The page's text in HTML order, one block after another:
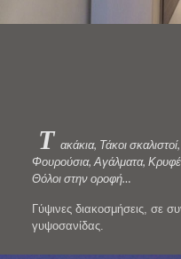
Τ ακάκια, Τάκοι
Φουρούσια, Αγάλματα,
Θόλοι στην οροφή…
Γύψινες διακοσμήσεις, σε
γυψοσανίδας.